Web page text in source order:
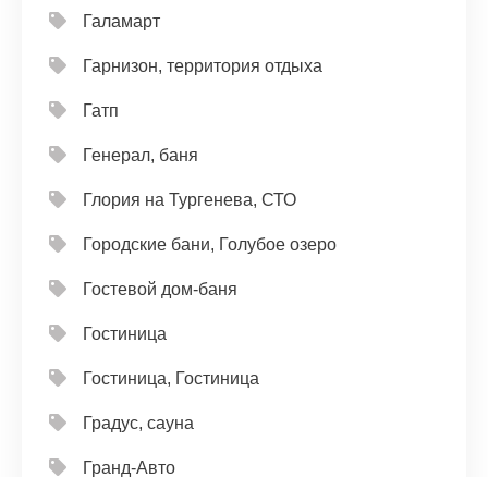
Галамарт
Гарнизон, территория отдыха
Гатп
Генерал, баня
Глория на Тургенева, СТО
Городские бани, Голубое озеро
Гостевой дом-баня
Гостиница
Гостиница, Гостиница
Градус, сауна
Гранд-Авто